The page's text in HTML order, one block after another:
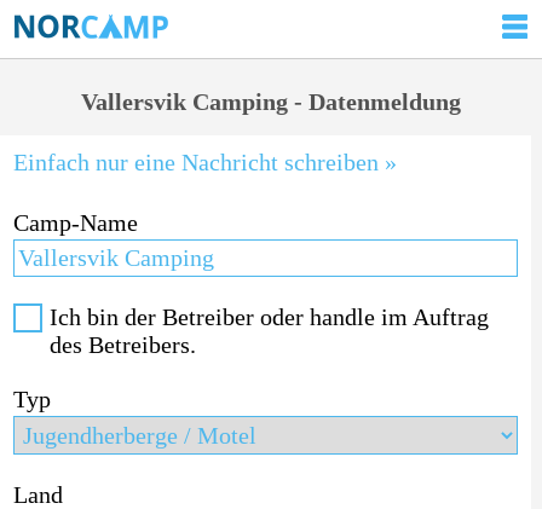
Vallersvik Camping - Datenmeldung
Einfach nur eine Nachricht schreiben »
Camp-Name
Ich bin der Betreiber oder handle im Auftrag
des Betreibers.
Typ
Land